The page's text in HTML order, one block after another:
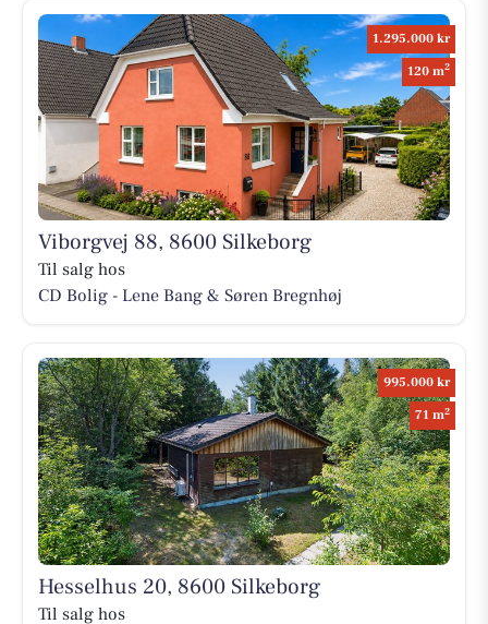
1.295.000 kr
120 m2
Viborgvej 88, 8600 Silkeborg
Til salg hos
CD Bolig - Lene Bang & Søren Bregnhøj
995.000 kr
71 m2
Hesselhus 20, 8600 Silkeborg
Til salg hos